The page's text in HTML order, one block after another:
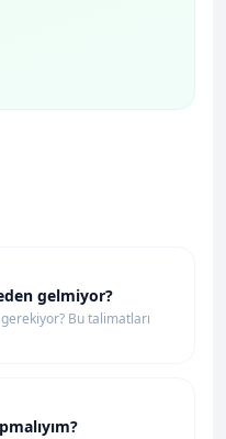
gelmiyor?
Bu talimatları